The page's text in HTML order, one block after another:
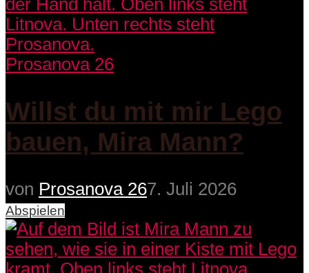
Prosanova 26
Willst du mit mir Lego
bauen, Mira Mann?
von Prosanova 267. Juli 2026
Abspielen